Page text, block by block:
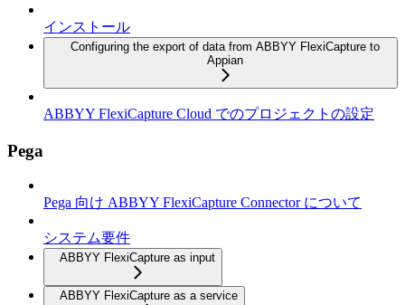
インストール
Configuring the export of data from ABBYY FlexiCapture to
Appian
ABBYY FlexiCapture Cloud でのプロジェクトの設定
Pega
Pega 向け ABBYY FlexiCapture Connector について
システム要件
ABBYY FlexiCapture as input
ABBYY FlexiCapture as a service